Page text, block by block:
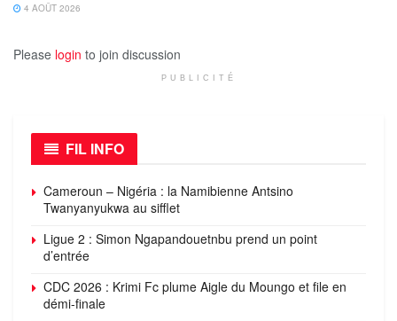
4 AOÛT 2026
Please login to join discussion
PUBLICITÉ
FIL INFO
Cameroun – Nigéria : la Namibienne Antsino
Twanyanyukwa au sifflet
Ligue 2 : Simon Ngapandouetnbu prend un point
d’entrée
CDC 2026 : Krimi Fc plume Aigle du Moungo et file en
démi-finale